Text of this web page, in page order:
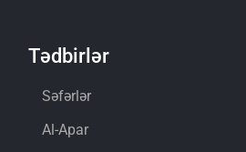
Tədbirlər
Səfərlər
Al-Apar